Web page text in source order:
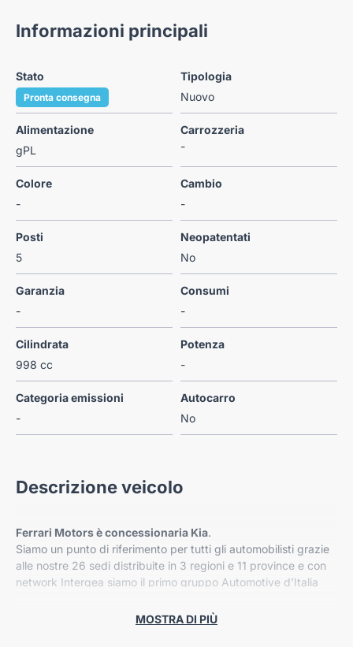
Informazioni principali
Stato
Pronta consegna
Tipologia
Nuovo
Alimentazione
gPL
Carrozzeria
-
Colore
-
Cambio
-
Posti
5
Neopatentati
No
Garanzia
-
Consumi
-
Cilindrata
998 cc
Potenza
-
Categoria emissioni
-
Autocarro
No
Descrizione veicolo
Ferrari Motors è concessionaria Kia.
Siamo un punto di riferimento per tutti gli automobilisti grazie
alle nostre 26 sedi distribuite in 3 regioni e 11 province e con
network Intergea siamo il primo gruppo Automotive d’Italia
Certi di poterti consigliare al meglio ti invitiamo a contattarci
MOSTRA DI PIÙ